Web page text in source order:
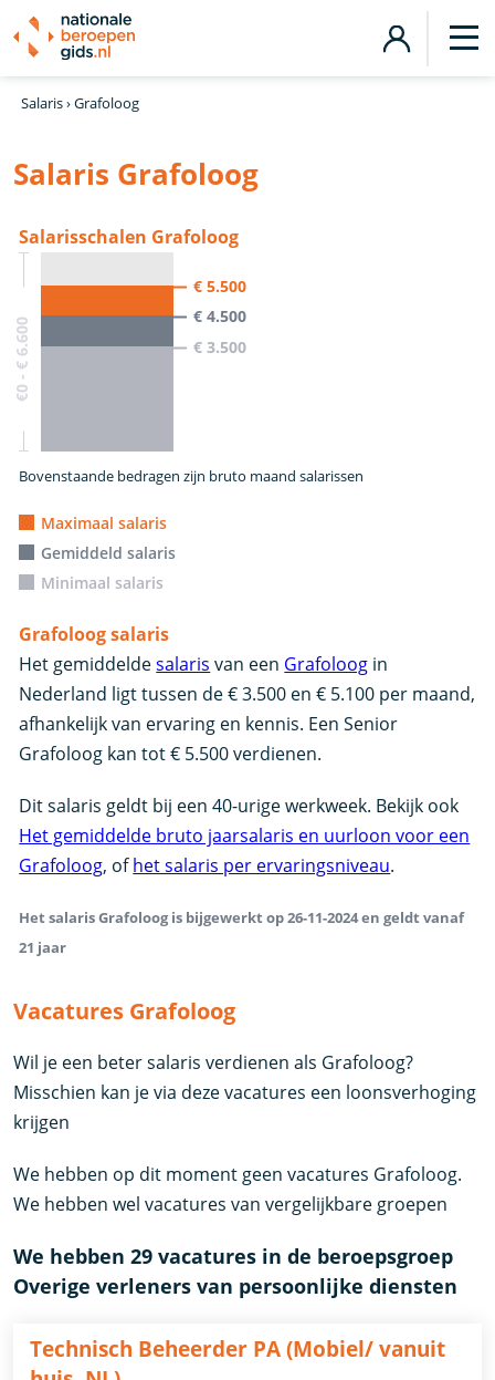
Salaris›Grafoloog
Salaris Grafoloog
Salarisschalen Grafoloog
€0 - € 6.600
€ 5.500
€ 4.500
€ 3.500
Bovenstaande bedragen zijn bruto maand salarissen
Maximaal salaris
Gemiddeld salaris
Minimaal salaris
Grafoloog salaris
Het gemiddeldesalaris van een Grafoloog in
Nederland ligt tussen de € 3.500 en € 5.100 per maand,
afhankelijk van ervaring en kennis. Een Senior
Grafoloog kan tot € 5.500 verdienen.
Dit salaris geldt bij een 40-urige werkweek. Bekijk ook
Het gemiddelde bruto jaarsalaris en uurloon voor een
Grafoloog, ofhet salaris per ervaringsniveau.
Het salaris Grafoloog is bijgewerkt op 26-11-2024 en geldt vanaf
21 jaar
Vacatures Grafoloog
Wil je een beter salaris verdienen als Grafoloog?
Misschien kan je via deze vacatures een loonsverhoging
krijgen
We hebben op dit moment geen vacatures Grafoloog.
We hebben wel vacatures van vergelijkbare groepen
We hebben 29 vacatures in de beroepsgroep
Overige verleners van persoonlijke diensten
Technisch Beheerder PA (Mobiel/ vanuit